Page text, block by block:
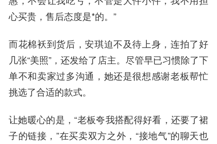
心买贵，售后态度是*的。”
而花棉袄到货后，安琪迫不及待上身，连拍了好
几张“美照”，还发给了店主。尽管早已习惯除了下
单不和卖家过多沟通，她还是很想感谢老板帮忙
挑选了合适的款式。
让她暖心的是，“老板夸我搭配得好看，还要了裙
子的链接，”在买卖双方之外，“接地气”的聊天也